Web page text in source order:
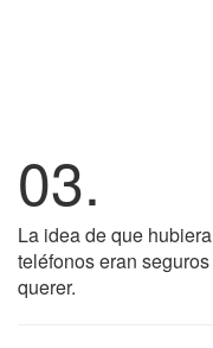
03.
La idea de que
teléfonos eran
querer.